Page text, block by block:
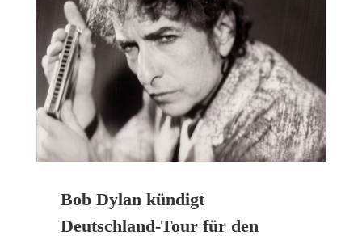
Bob Dylan kündigt
Deutschland-Tour für den